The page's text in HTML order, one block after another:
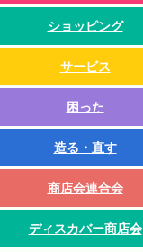
ショッピング
サービス
困った
造る・直す
商店会連合会
ディスカバー商店会